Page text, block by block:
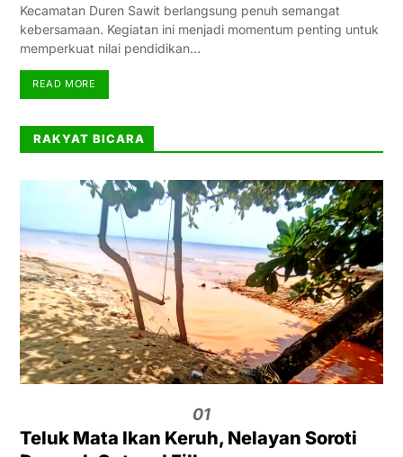
Kecamatan Duren Sawit berlangsung penuh semangat
kebersamaan. Kegiatan ini menjadi momentum penting untuk
memperkuat nilai pendidikan…
READ MORE
RAKYAT BICARA
01
Teluk Mata Ikan Keruh, Nelayan Soroti